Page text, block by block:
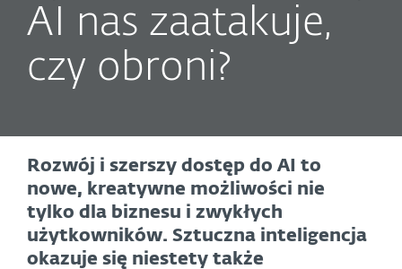
AI nas zaatakuje,
czy obroni?
Rozwój i szerszy dostęp do AI to
nowe, kreatywne możliwości nie
tylko dla biznesu i zwykłych
użytkowników. Sztuczna inteligencja
okazuje się niestety także